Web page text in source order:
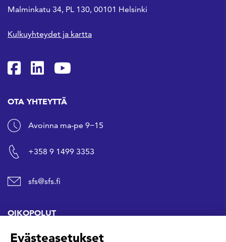
Malminkatu 34, PL 130, 00101 Helsinki
Kulkuyhteydet ja kartta
SFS Facebookissa
SFS Linkedinissä
SFS Youtubessa
OTA YHTEYTTÄ
Avoinna ma-pe 9−15
+358 9 1499 3353
sfs@sfs.fi
OIKOPOLUT
Hanki standardi
Evästeasetukset